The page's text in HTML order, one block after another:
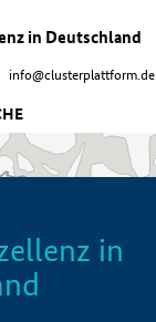
in Deutschland
info@clusterplattform.de
in